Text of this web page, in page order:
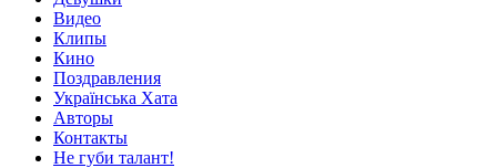
Видео
Клипы
Кино
Поздравления
Українська Хата
Авторы
Контакты
Не губи талант!